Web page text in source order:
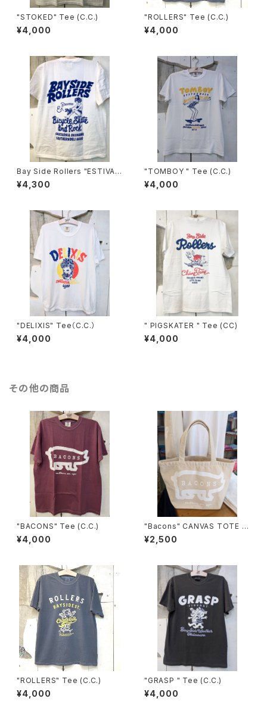
"STOKED" Tee (C.C.)
¥4,000
"ROLLERS" Tee (C.C.)
¥4,000
Bay Side Rollers "ESTIVAT
OR" POCKET-tee (CC)
¥4,300
"TOMBOY " Tee (C.C.)
¥4,000
"DELIXIS" Tee（C.C.）
¥4,000
" PIGSKATER " Tee (CC)
¥4,000
その他の商品
"BACONS" Tee (C.C.)
¥4,000
"Bacons" CANVAS TOTE L
UNCH BAG
¥2,500
"ROLLERS" Tee (C.C.)
¥4,000
"GRASP " Tee (C.C.)
¥4,000